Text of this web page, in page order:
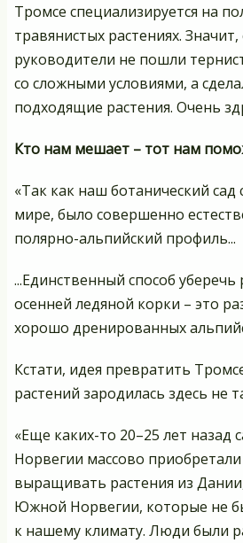
Тромсе специализируется на
травянистых растениях.
руководители не пошли
со сложными условиями, а
подходящие растения. Очень
Кто нам мешает – тот нам
«Так как наш ботанический
мире, было совершенно
полярно-альпийский профиль...
...Единственный способ уберечь
осенней ледяной корки – это
хорошо дренированных
Кстати, идея превратить
растений зародилась здесь не
«Еще каких-то 20–25 лет назад
Норвегии массово
выращивать растения из
Южной Норвегии, которые не
к нашему климату. Люди были